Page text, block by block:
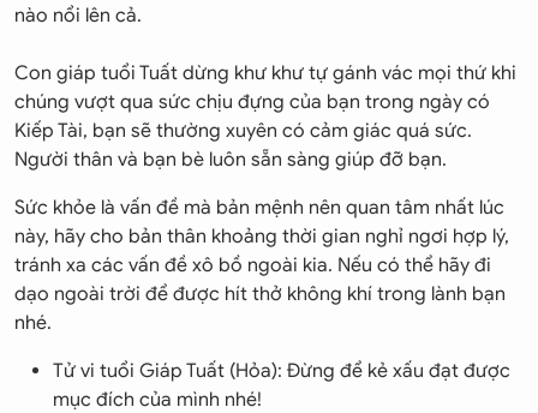
nào nổi lên cả.
Con giáp tuổi Tuất dừng khư khư tự gánh vác mọi thứ khi
chúng vượt qua sức chịu đựng của bạn trong ngày có
Kiếp Tài, bạn sẽ thường xuyên có cảm giác quá sức.
Người thân và bạn bè luôn sẵn sàng giúp đỡ bạn.
Sức khỏe là vấn đề mà bản mệnh nên quan tâm nhất lúc
này, hãy cho bản thân khoảng thời gian nghỉ ngơi hợp lý,
tránh xa các vấn đề xô bồ ngoài kia. Nếu có thể hãy đi
dạo ngoài trời để được hít thở không khí trong lành bạn
nhé.
Tử vi tuổi Giáp Tuất (Hỏa): Đừng để kẻ xấu đạt được
mục đích của mình nhé!